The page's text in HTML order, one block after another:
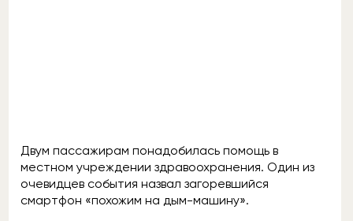
Двум пассажирам понадобилась помощь в
местном учреждении здравоохранения. Один из
очевидцев события назвал загоревшийся
смартфон «похожим на дым-машину».